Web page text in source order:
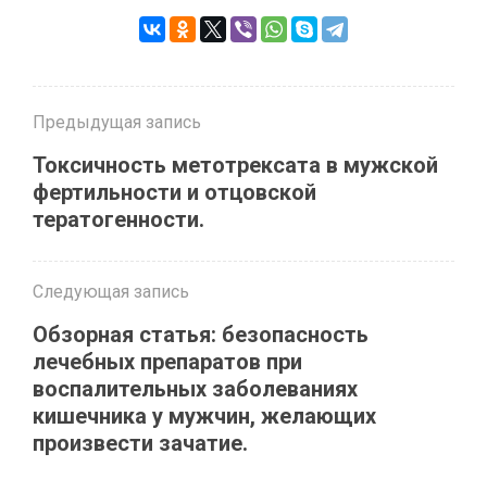
Предыдущая запись
Токсичность метотрексата в мужской
фертильности и отцовской
тератогенности.
Следующая запись
Обзорная статья: безопасность
лечебных препаратов при
воспалительных заболеваниях
кишечника у мужчин, желающих
произвести зачатие.